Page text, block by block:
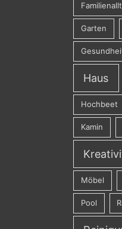
Garten
Haus
Hochbeet
Kamin
Möbel
Pool